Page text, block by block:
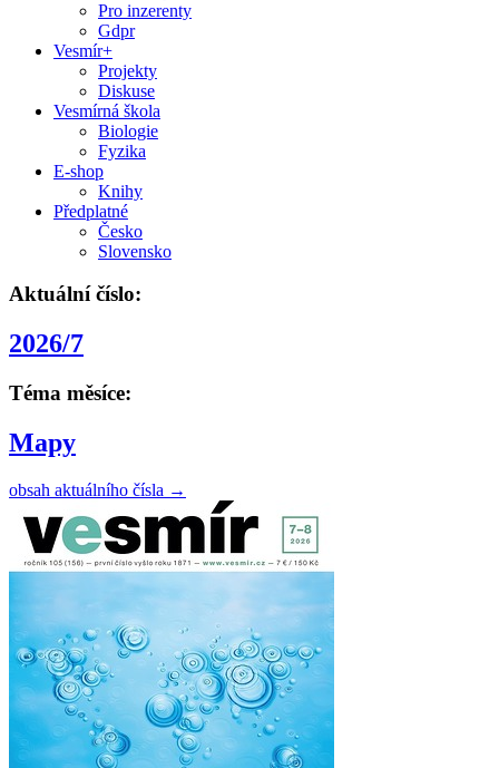
Pro inzerenty
Gdpr
Vesmír+
Projekty
Diskuse
Vesmírná škola
Biologie
Fyzika
E-shop
Knihy
Předplatné
Česko
Slovensko
Aktuální číslo:
2026/7
Téma měsíce:
Mapy
obsah aktuálního čísla →